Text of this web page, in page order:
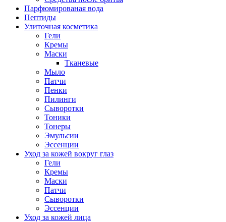
Парфюмированая вода
Пептиды
Улиточная косметика
Гели
Кремы
Маски
Тканевые
Мыло
Патчи
Пенки
Пилинги
Сыворотки
Тоники
Тонеры
Эмульсии
Эссенции
Уход за кожей вокруг глаз
Гели
Кремы
Маски
Патчи
Сыворотки
Эссенции
Уход за кожей лица